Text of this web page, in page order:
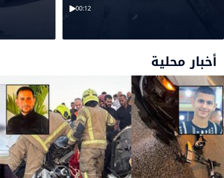
00:12
أخبار محلية